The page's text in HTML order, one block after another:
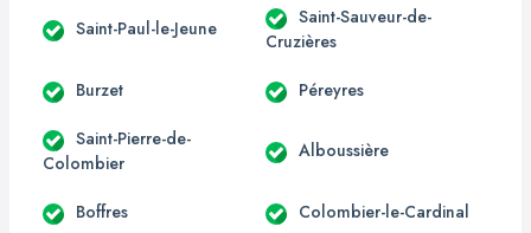
Saint-Paul-le-Jeune
Saint-Sauveur-de-
Cruzières
Burzet Péreyres
Saint-Pierre-de-
Colombier
Alboussière
Boffres Colombier-le-Cardinal